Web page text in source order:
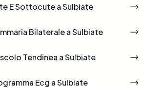
E Sottocute a Sulbiate
Bilaterale a Sulbiate
Tendinea a Sulbiate
Ecg a Sulbiate